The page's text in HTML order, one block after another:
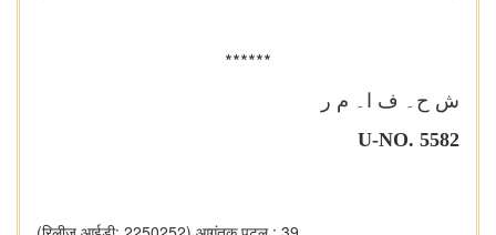
******
ش ح۔ ف ا۔ م ر
U-NO. 5582